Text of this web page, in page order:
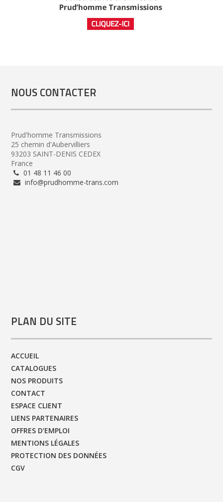
NOUS CONTACTER
Prud'homme Transmissions
25 chemin d'Aubervilliers
93203 SAINT-DENIS CEDEX
France
01 48 11 46 00
info@prudhomme-trans.com
PLAN DU SITE
ACCUEIL
CATALOGUES
NOS PRODUITS
CONTACT
ESPACE CLIENT
LIENS PARTENAIRES
OFFRES D’EMPLOI
MENTIONS LÉGALES
PROTECTION DES DONNÉES
CGV